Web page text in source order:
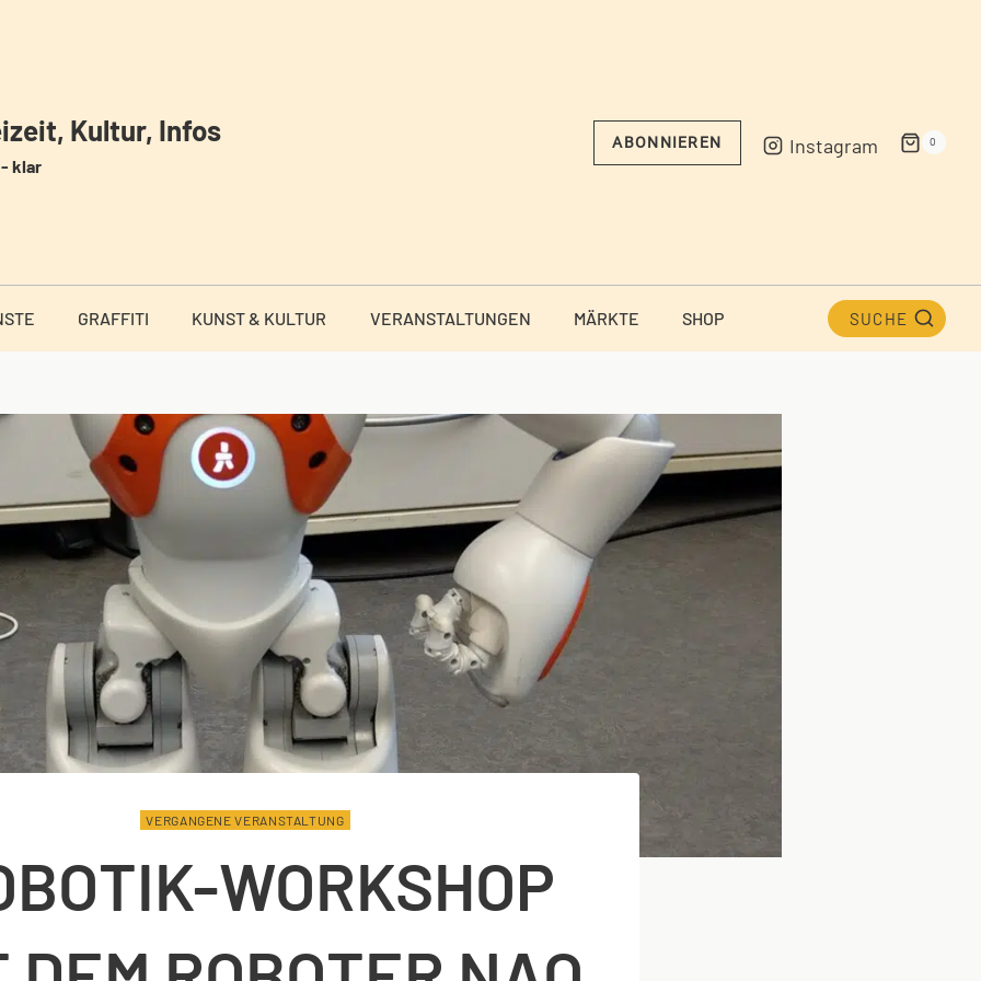
Kultur, Infos
klar
ABONNIEREN Instagram 0
GRAFFITI KUNST & KULTUR VERANSTALTUNGEN MÄRKTE SHOP SUCHE
VERGANGENE VERANSTALTUNG
WORKSHOP